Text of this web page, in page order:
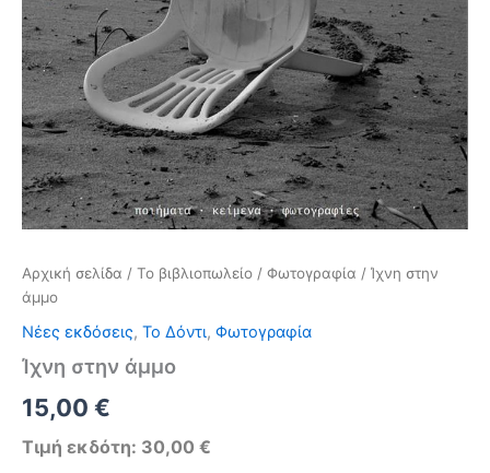
Αρχική σελίδα / Το βιβλιοπωλείο / Φωτογραφία / Ίχνη στην
άμμο
Νέες εκδόσεις, Το Δόντι, Φωτογραφία
Ίχνη στην άμμο
Original
price
15,00 €
τρέχουσα
Τιμή εκδότη: 30,00 €